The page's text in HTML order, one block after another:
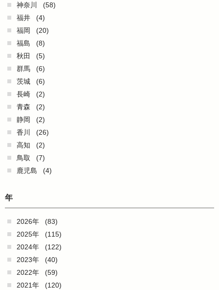
神奈川
(58)
福井
(4)
福岡
(20)
福島
(8)
秋田
(5)
群馬
(6)
茨城
(6)
長崎
(2)
青森
(2)
静岡
(2)
香川
(26)
高知
(2)
鳥取
(7)
鹿児島
(4)
年
2026年
(83)
2025年
(115)
2024年
(122)
2023年
(40)
2022年
(59)
2021年
(120)